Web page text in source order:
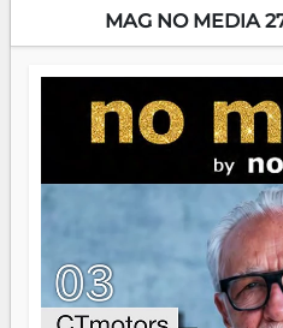
encore meilleures. Aina
Prix RFI Instrumental
jeunes qui tiennent la
s'arrêter là, applaudir et
serait passer à côté d'une
brûle fort — et parfois, ça
direction peut éclairer autant
là que les aînés entrent en
gouvernail, mais pour montrer
ont la force, les vieux ont
n'est pas un combat de
d'équipage. Partagez vos
Surtout vos échecs,
n'importe quel manuel. À
MAG NO MEDIA